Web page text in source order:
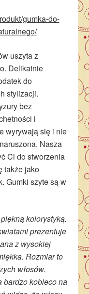
gumka-do-
uszyta z
Delikatnie
do
stylizacji.
bez
i
wyrywają się i nie
Nasza
Ci do stworzenia
także jako
Gumki szyte są w
kolorystyką.
prezentuje
z wysokiej
Rozmiar to
włosów.
bardzo kobieco na